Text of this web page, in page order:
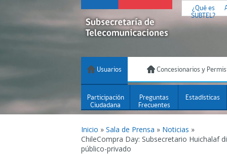
¿Qué es
SUBTEL?
Usuarios Concesionarios y
Participación
Ciudadana
Preguntas
Frecuentes
Estadísticas
Inicio » Sala de Prensa » Noticias »
ChileCompra Day: Subsecretario Huichalaf
público-privado